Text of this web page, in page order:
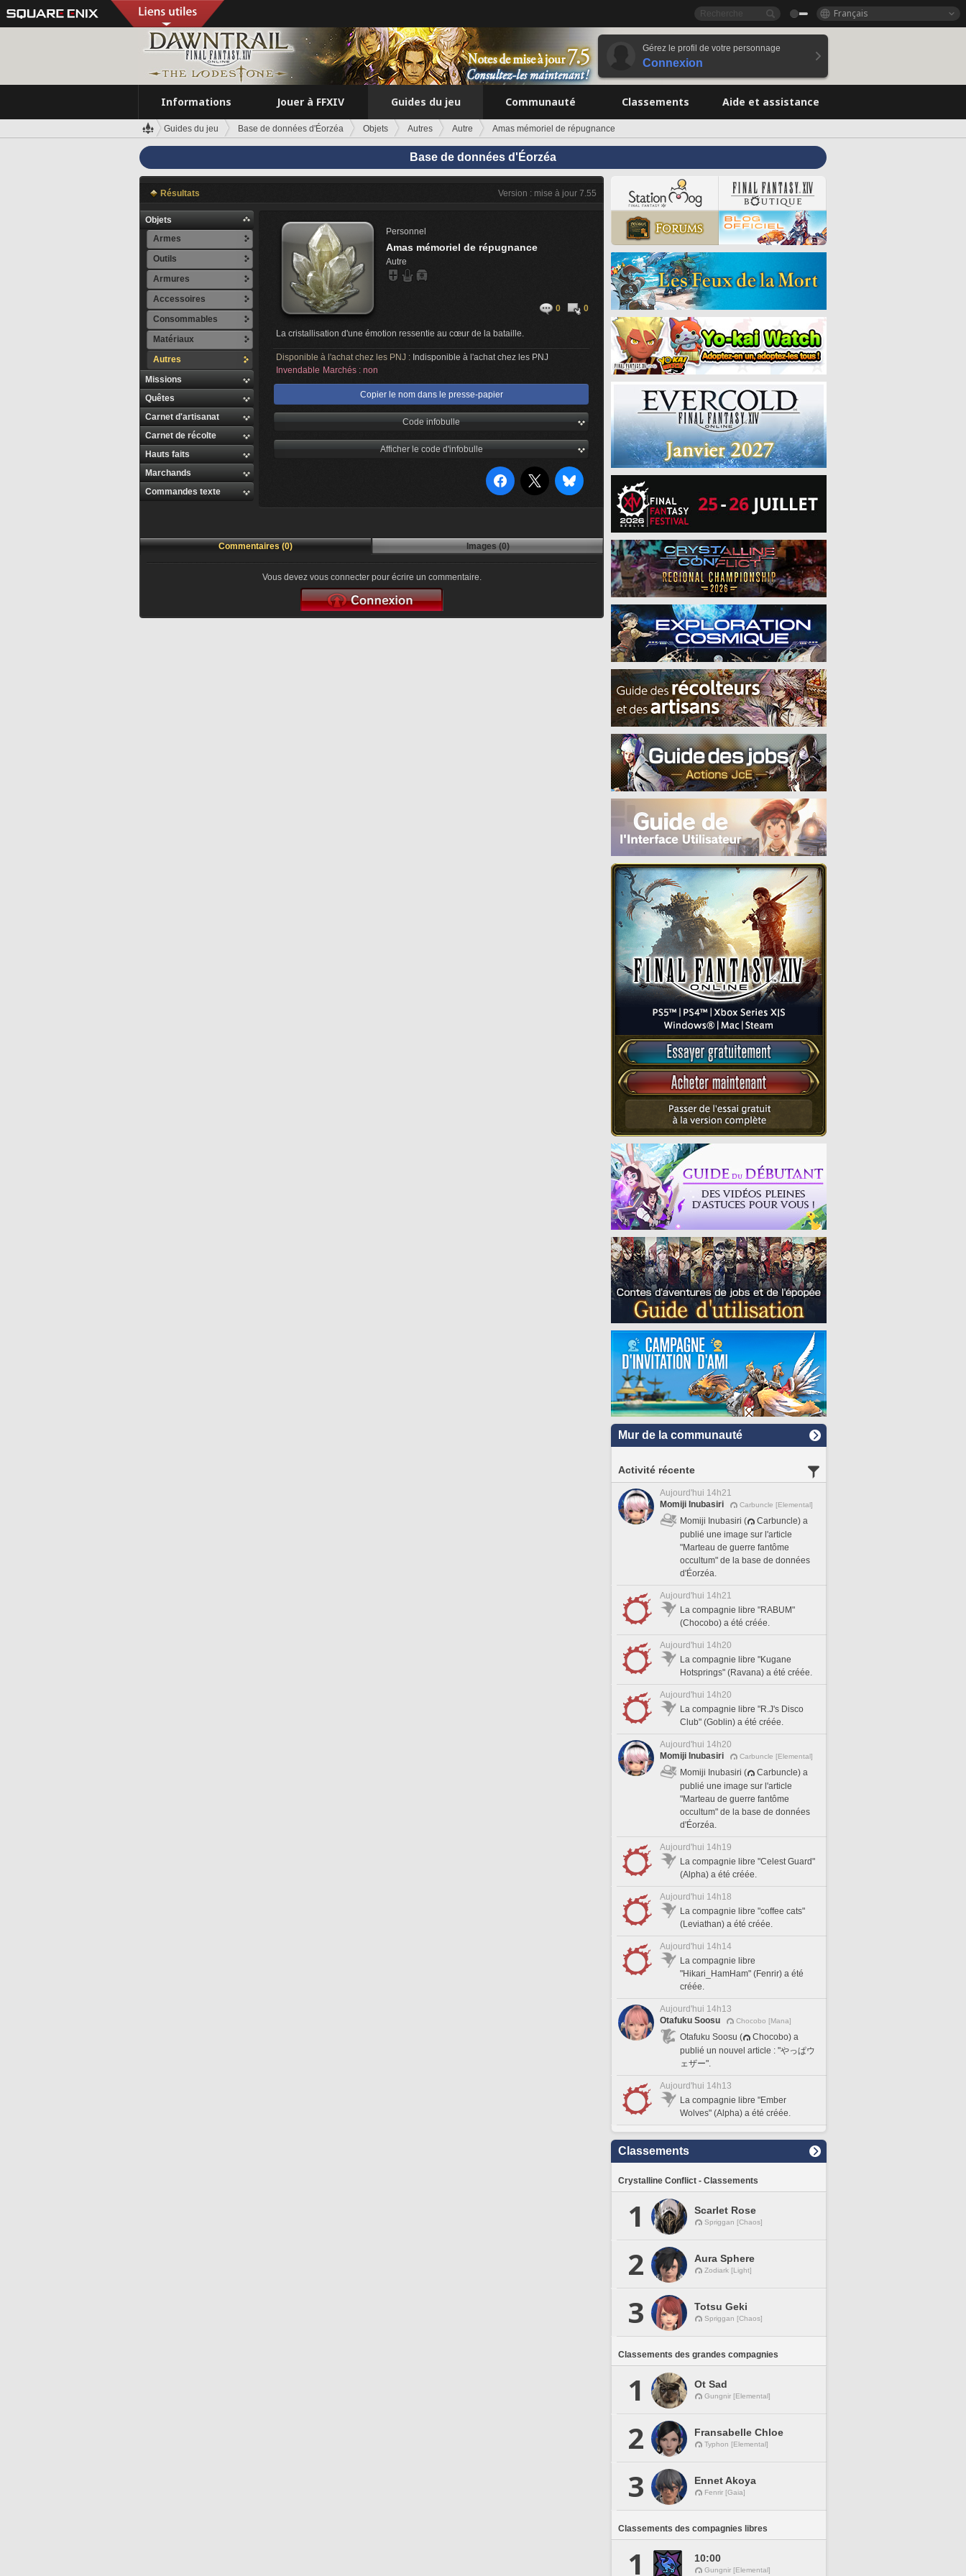
Français
Gérez le profil de votre personnage
Connexion
Informations Jouer à FFXIV Guides du jeu Communauté Classements Aide et assistance
Guides du jeu Base de données d'Éorzéa Objets Autres Autre Amas mémoriel de répugnance
Base de données d'Éorzéa
Résultats Version : mise à jour 7.55
Objets
Armes
Outils
Armures
Accessoires
Consommables
Matériaux
Autres
Missions
Quêtes
Carnet d'artisanat
Carnet de récolte
Hauts faits
Marchands
Commandes texte
Personnel
Amas mémoriel de répugnance
Autre
0 0
La cristallisation d'une émotion ressentie au cœur de la bataille.
Disponible à l'achat chez les PNJ : Indisponible à l'achat chez les PNJ
Invendable Marchés : non
Copier le nom dans le presse-papier
Code infobulle
Afficher le code d'infobulle
Commentaires (0) Images (0)
Vous devez vous connecter pour écrire un commentaire.
Mur de la communauté
Activité récente
Aujourd'hui 14h21
Momiji Inubasiri
Carbuncle [Elemental]
Momiji Inubasiri (
Carbuncle) a
publié une image sur l'article
"Marteau de guerre fantôme
occultum" de la base de données
d'Éorzéa.
Aujourd'hui 14h21
La compagnie libre "RABUM"
(Chocobo) a été créée.
Aujourd'hui 14h20
La compagnie libre "Kugane
Hotsprings" (Ravana) a été créée.
Aujourd'hui 14h20
La compagnie libre "R.J's Disco
Club" (Goblin) a été créée.
Aujourd'hui 14h20
Momiji Inubasiri
Carbuncle [Elemental]
Momiji Inubasiri (
Carbuncle) a
publié une image sur l'article
"Marteau de guerre fantôme
occultum" de la base de données
d'Éorzéa.
Aujourd'hui 14h19
La compagnie libre "Celest Guard"
(Alpha) a été créée.
Aujourd'hui 14h18
La compagnie libre "coffee cats"
(Leviathan) a été créée.
Aujourd'hui 14h14
La compagnie libre
"Hikari_HamHam" (Fenrir) a été
créée.
Aujourd'hui 14h13
Otafuku Soosu
Chocobo [Mana]
Otafuku Soosu (
Chocobo) a
publié un nouvel article : "やっぱウ
ェザー".
Aujourd'hui 14h13
La compagnie libre "Ember
Wolves" (Alpha) a été créée.
Classements
Crystalline Conflict - Classements
1 Scarlet Rose
Spriggan [Chaos]
2 Aura Sphere
Zodiark [Light]
3 Totsu Geki
Spriggan [Chaos]
Classements des grandes compagnies
1 Ot Sad
Gungnir [Elemental]
2 Fransabelle Chloe
Typhon [Elemental]
3 Ennet Akoya
Fenrir [Gaia]
Classements des compagnies libres
1 10:00
Gungnir [Elemental]